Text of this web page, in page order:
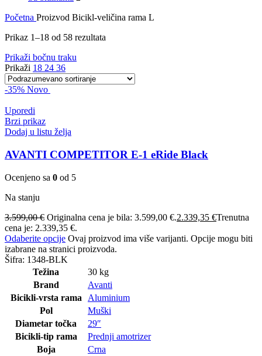
Početna Proizvod Bicikl-veličina rama L
Prikaz 1–18 od 58 rezultata
Prikaži bočnu traku
Prikaži 18 24 36
-35% Novo
Uporedi
Brzi prikaz
Dodaj u listu želja
AVANTI COMPETITOR E-1 eRide Black
Ocenjeno sa 0 od 5
Na stanju
3.599,00€ Originalna cena je bila: 3.599,00 €.2.339,35 €Trenutna
cena je: 2.339,35 €.
Odaberite opcije Ovaj proizvod ima više varijanti. Opcije mogu biti
izabrane na stranici proizvoda.
Šifra: 1348-BLK
Težina
30 kg
Brand
Avanti
Bicikli-vrsta rama
Aluminium
Pol
Muški
Diametar točka
29″
Bicikli-tip rama
Prednji amotrizer
Boja
Crna